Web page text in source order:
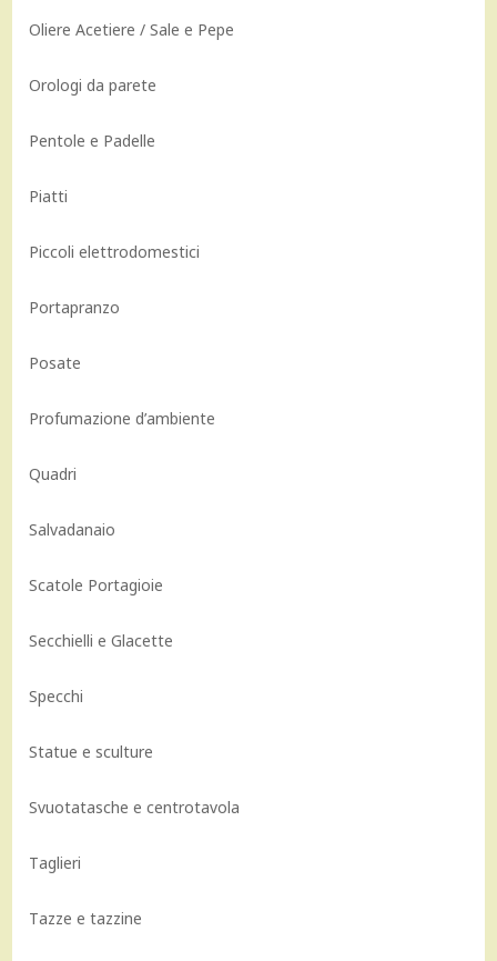
Oliere Acetiere / Sale e Pepe
Orologi da parete
Pentole e Padelle
Piatti
Piccoli elettrodomestici
Portapranzo
Posate
Profumazione d’ambiente
Quadri
Salvadanaio
Scatole Portagioie
Secchielli e Glacette
Specchi
Statue e sculture
Svuotatasche e centrotavola
Taglieri
Tazze e tazzine